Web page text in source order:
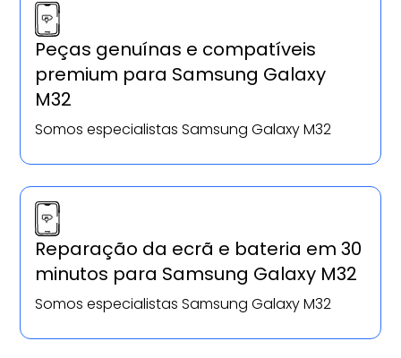
Peças genuínas e compatíveis
premium para Samsung Galaxy
M32
Somos especialistas Samsung Galaxy M32
Reparação da ecrã e bateria em 30
minutos para Samsung Galaxy M32
Somos especialistas Samsung Galaxy M32